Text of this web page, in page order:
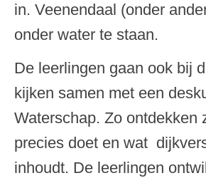
in. Veenendaal (onder
onder water te staan.
De leerlingen gaan ook bij
kijken samen met een
Waterschap. Zo ontdekken
precies doet en wat
inhoudt. De leerlingen